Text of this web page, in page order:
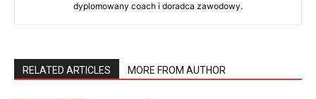
dyplomowany coach i doradca zawodowy.
RELATED ARTICLES MORE FROM AUTHOR